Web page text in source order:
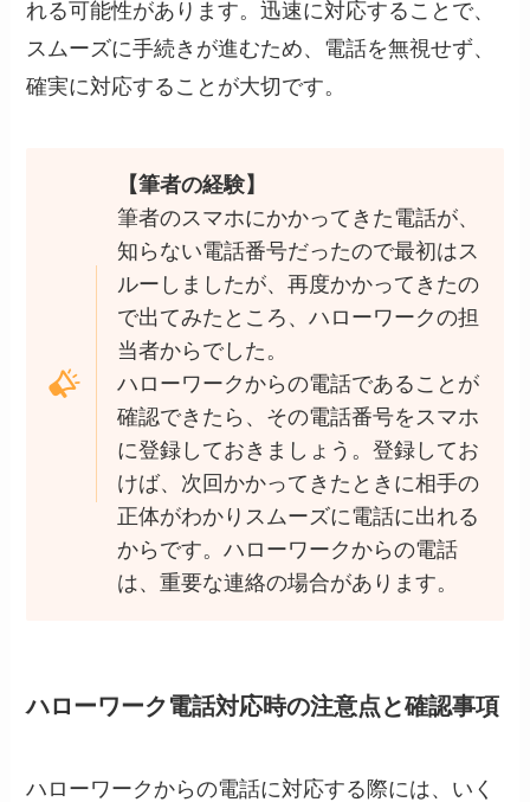
れる可能性があります。迅速に対応することで、
スムーズに手続きが進むため、電話を無視せず、
確実に対応することが大切です。
【筆者の経験】
筆者のスマホにかかってきた電話が、
知らない電話番号だったので最初はス
ルーしましたが、再度かかってきたの
で出てみたところ、ハローワークの担
当者からでした。
ハローワークからの電話であることが
確認できたら、その電話番号をスマホ
に登録しておきましょう。登録してお
けば、次回かかってきたときに相手の
正体がわかりスムーズに電話に出れる
からです。ハローワークからの電話
は、重要な連絡の場合があります。
ハローワーク電話対応時の注意点と確認事項
ハローワークからの電話に対応する際には、いく